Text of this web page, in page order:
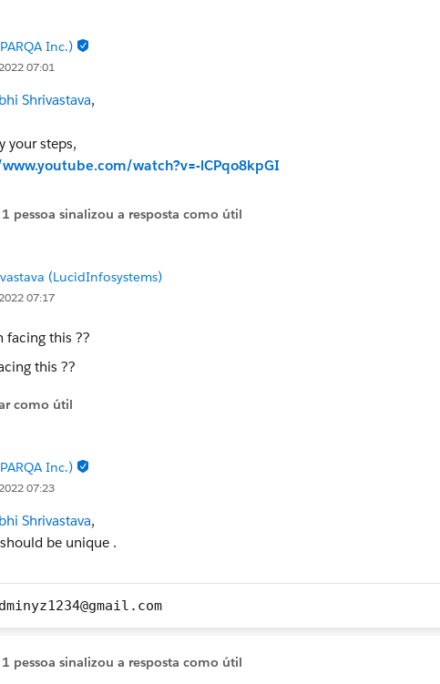
Inc.)
07:01
Shrivastava,
your steps,
watch?v=-lCPqo8kpGI
1 pessoa sinalizou a resposta como útil
(LucidInfosystems)
07:17
this ??
como útil
Inc.)
07:23
Shrivastava,
be unique .
1 pessoa sinalizou a resposta como útil